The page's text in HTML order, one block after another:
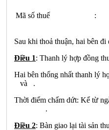
Mã số thuế :
Sau khi thoả thuận, hai bên đi
Điều 1: Thanh lý hợp đồng
Hai bên thống nhất thanh
và .
Thời điểm chấm dứt: Kể từ
.
Điều 2: Bàn giao lại tài sản